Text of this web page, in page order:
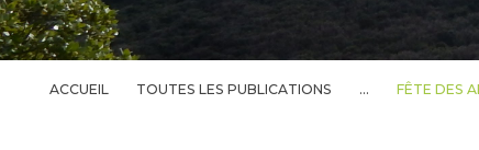
ACCUEIL TOUTES LES PUBLICATIONS ... FÊTE DES